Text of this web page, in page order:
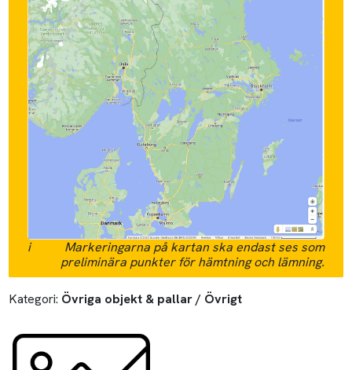
i
Markeringarna på kartan ska endast ses som
preliminära punkter för hämtning och lämning.
Kategori: Övriga objekt & pallar / Övrigt